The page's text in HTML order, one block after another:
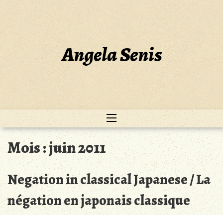
to
Angela Senis
Mois :juin 2011
Negation in classical Japanese / La
négation en japonais classique